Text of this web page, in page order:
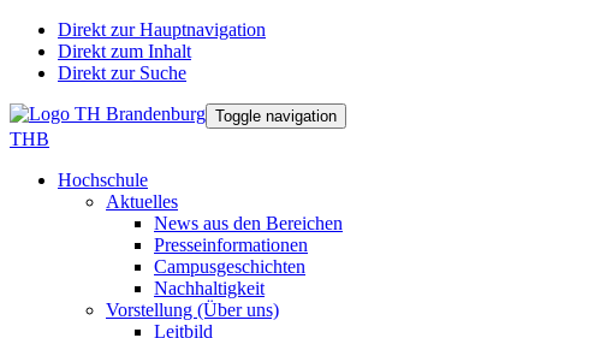
Direkt zur Hauptnavigation
Direkt zum Inhalt
Direkt zur Suche
Toggle navigation
THB
Hochschule
Aktuelles
News aus den Bereichen
Presseinformationen
Campusgeschichten
Nachhaltigkeit
Vorstellung (Über uns)
Leitbild